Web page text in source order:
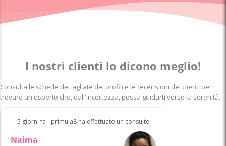
I nostri clienti lo dicono meglio!
Consulta le schede dettagliate dei profili e le recensioni dei clienti per
trovare un esperto che, dall'incertezza, possa guidarti verso la serenità.
5 giorni fa - primula8 ha effettuato un consulto
Naima